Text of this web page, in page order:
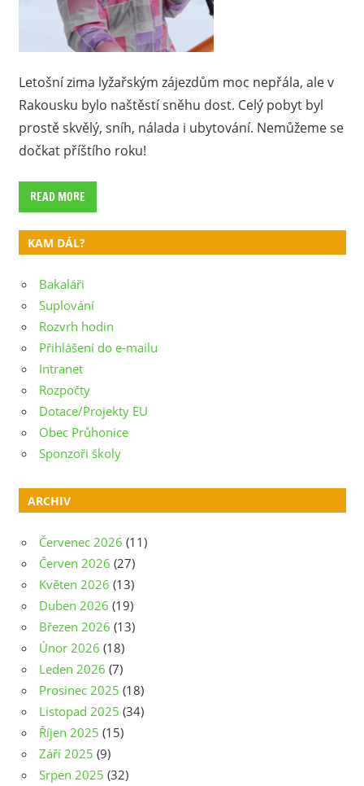
Letošní zima lyžařským zájezdům moc nepřála, ale v
Rakousku bylo naštěstí sněhu dost. Celý pobyt byl
prostě skvělý, sníh, nálada i ubytování. Nemůžeme se
dočkat příštího roku!
READ MORE
KAM DÁL?
Bakaláři
Suplování
Rozvrh hodin
Přihlášení do e-mailu
Intranet
Rozpočty
Dotace/Projekty EU
Obec Průhonice
Sponzoři školy
ARCHIV
Červenec 2026 (11)
Červen 2026 (27)
Květen 2026 (13)
Duben 2026 (19)
Březen 2026 (13)
Únor 2026 (18)
Leden 2026 (7)
Prosinec 2025 (18)
Listopad 2025 (34)
Říjen 2025 (15)
Září 2025 (9)
Srpen 2025 (32)